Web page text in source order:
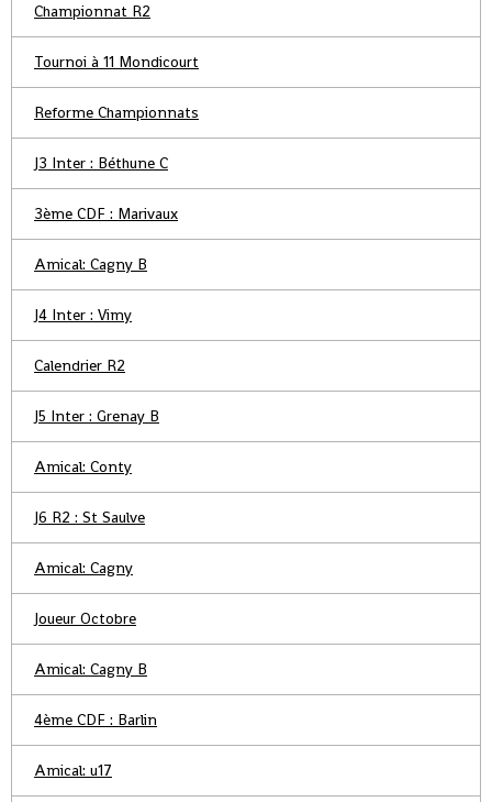
Championnat R2
Tournoi à 11 Mondicourt
Reforme Championnats
J3 Inter : Béthune C
3ème CDF : Marivaux
Amical: Cagny B
J4 Inter : Vimy
Calendrier R2
J5 Inter : Grenay B
Amical: Conty
J6 R2 : St Saulve
Amical: Cagny
Joueur Octobre
Amical: Cagny B
4ème CDF : Barlin
Amical: u17